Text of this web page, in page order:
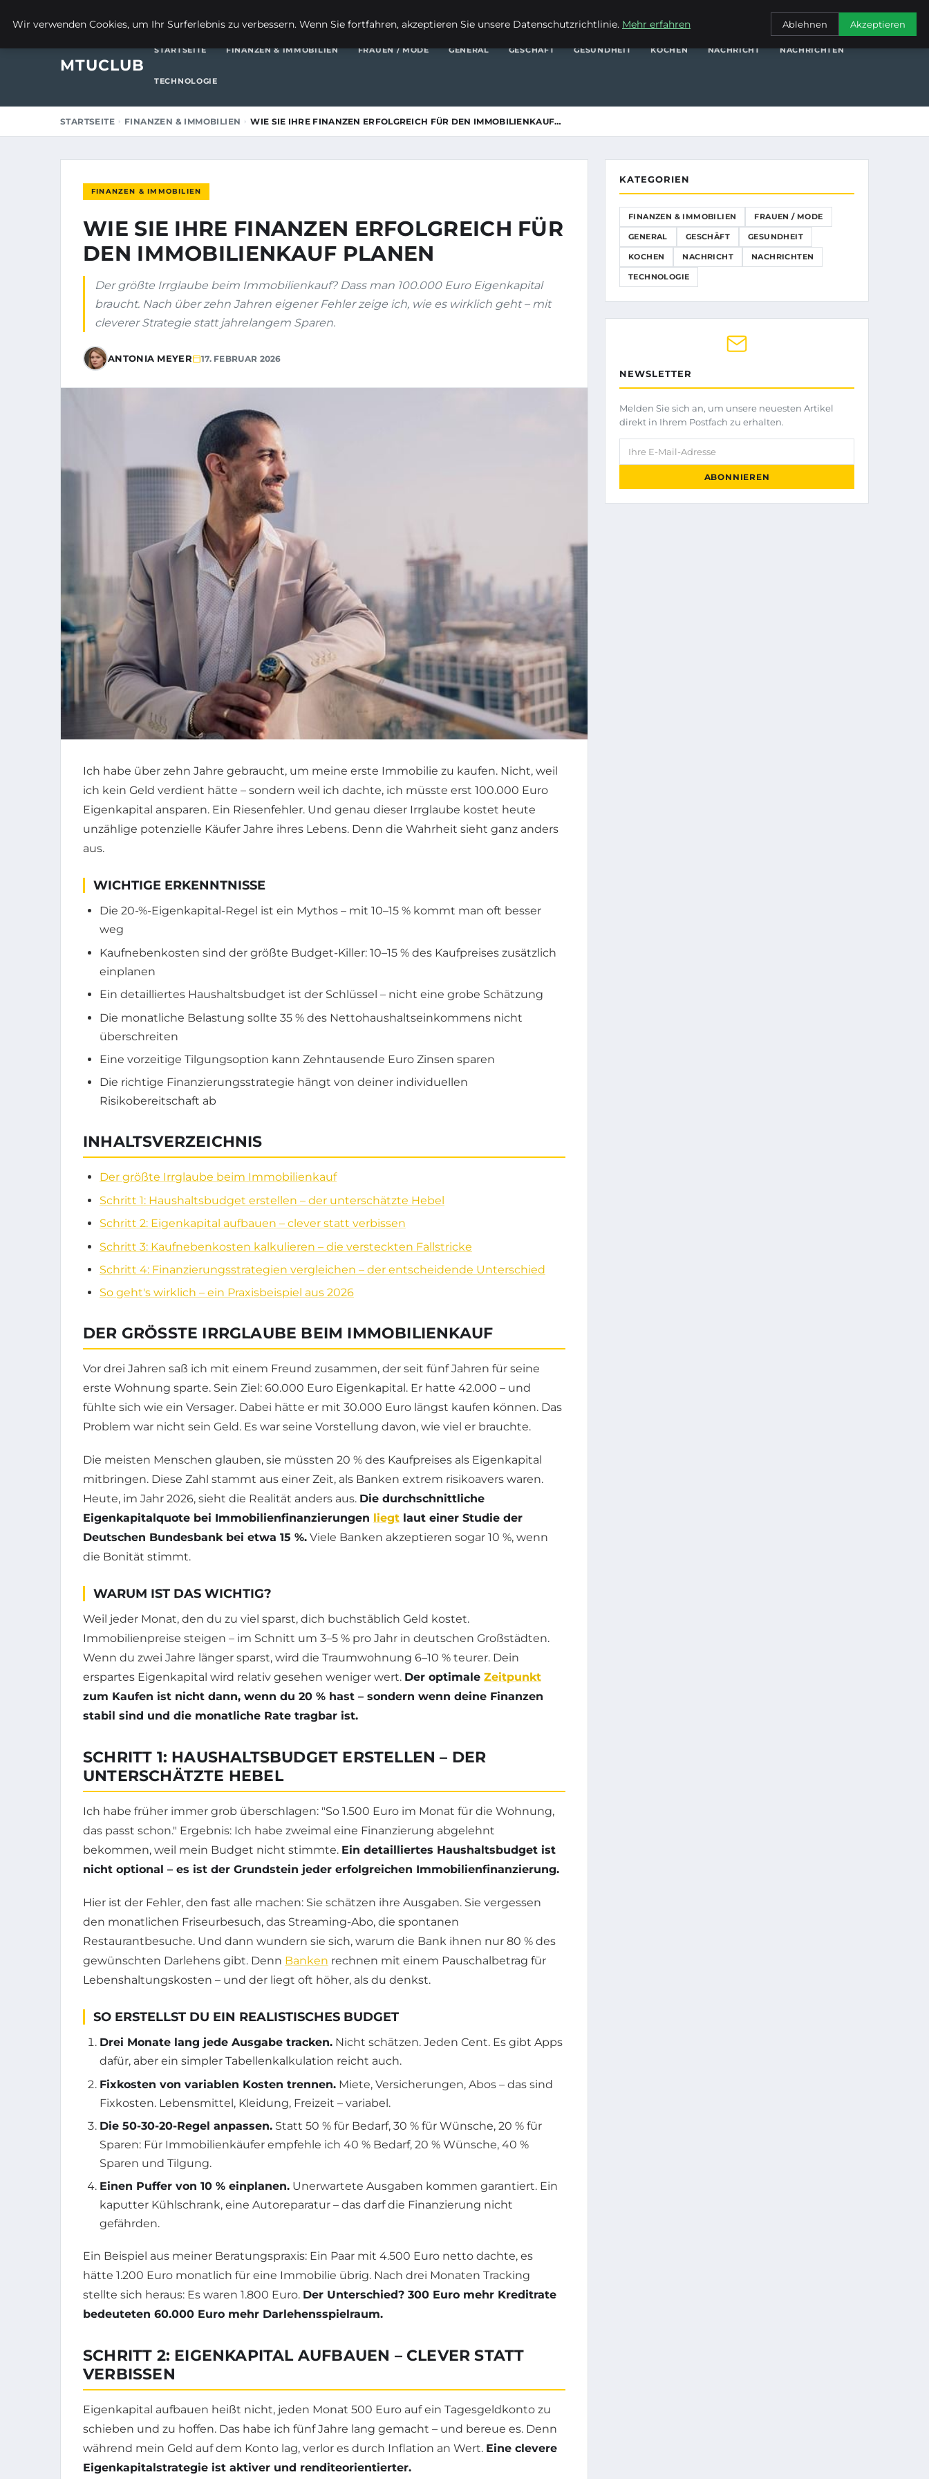
FRAUEN / MODEGENERALGESCHÄFT
MTUCLUB
STARTSEITE FINANZEN & IMMOBILIEN FRAUEN / MODE GENERAL GESCHÄFT GESUNDHEIT KOCHEN NACHRICHT NACHRICHTEN
TECHNOLOGIE
STARTSEITE FINANZEN & IMMOBILIEN WIE SIE IHRE FINANZEN ERFOLGREICH FÜR DEN IMMOBILIENKAUF…
FINANZEN & IMMOBILIEN
WIE SIE IHRE FINANZEN ERFOLGREICH FÜR
DEN IMMOBILIENKAUF PLANEN
Der größte Irrglaube beim Immobilienkauf? Dass man 100.000 Euro Eigenkapital
braucht. Nach über zehn Jahren eigener Fehler zeige ich, wie es wirklich geht – mit
cleverer Strategie statt jahrelangem Sparen.
ANTONIA MEYER 17. FEBRUAR 2026
Ich habe über zehn Jahre gebraucht, um meine erste Immobilie zu kaufen. Nicht, weil
ich kein Geld verdient hätte – sondern weil ich dachte, ich müsste erst 100.000 Euro
Eigenkapital ansparen. Ein Riesenfehler. Und genau dieser Irrglaube kostet heute
unzählige potenzielle Käufer Jahre ihres Lebens. Denn die Wahrheit sieht ganz anders
aus.
WICHTIGE ERKENNTNISSE
Die 20-%-Eigenkapital-Regel ist ein Mythos – mit 10–15 % kommt man oft besser
weg
Kaufnebenkosten sind der größte Budget-Killer: 10–15 % des Kaufpreises zusätzlich
einplanen
Ein detailliertes Haushaltsbudget ist der Schlüssel – nicht eine grobe Schätzung
Die monatliche Belastung sollte 35 % des Nettohaushaltseinkommens nicht
überschreiten
Eine vorzeitige Tilgungsoption kann Zehntausende Euro Zinsen sparen
Die richtige Finanzierungsstrategie hängt von deiner individuellen
Risikobereitschaft ab
INHALTSVERZEICHNIS
Der größte Irrglaube beim Immobilienkauf
Schritt 1: Haushaltsbudget erstellen – der unterschätzte Hebel
Schritt 2: Eigenkapital aufbauen – clever statt verbissen
Schritt 3: Kaufnebenkosten kalkulieren – die versteckten Fallstricke
Schritt 4: Finanzierungsstrategien vergleichen – der entscheidende Unterschied
So geht's wirklich – ein Praxisbeispiel aus 2026
DER GRÖSSTE IRRGLAUBE BEIM IMMOBILIENKAUF
Vor drei Jahren saß ich mit einem Freund zusammen, der seit fünf Jahren für seine
erste Wohnung sparte. Sein Ziel: 60.000 Euro Eigenkapital. Er hatte 42.000 – und
fühlte sich wie ein Versager. Dabei hätte er mit 30.000 Euro längst kaufen können. Das
Problem war nicht sein Geld. Es war seine Vorstellung davon, wie viel er brauchte.
Die meisten Menschen glauben, sie müssten 20 % des Kaufpreises als Eigenkapital
mitbringen. Diese Zahl stammt aus einer Zeit, als Banken extrem risikoavers waren.
Heute, im Jahr 2026, sieht die Realität anders aus. Die durchschnittliche
Eigenkapitalquote bei Immobilienfinanzierungen liegt laut einer Studie der
Deutschen Bundesbank bei etwa 15 %. Viele Banken akzeptieren sogar 10 %, wenn
die Bonität stimmt.
WARUM IST DAS WICHTIG?
Weil jeder Monat, den du zu viel sparst, dich buchstäblich Geld kostet.
Immobilienpreise steigen – im Schnitt um 3–5 % pro Jahr in deutschen Großstädten.
Wenn du zwei Jahre länger sparst, wird die Traumwohnung 6–10 % teurer. Dein
erspartes Eigenkapital wird relativ gesehen weniger wert. Der optimale Zeitpunkt
zum Kaufen ist nicht dann, wenn du 20 % hast – sondern wenn deine Finanzen
stabil sind und die monatliche Rate tragbar ist.
SCHRITT 1: HAUSHALTSBUDGET ERSTELLEN – DER
UNTERSCHÄTZTE HEBEL
Ich habe früher immer grob überschlagen: "So 1.500 Euro im Monat für die Wohnung,
das passt schon." Ergebnis: Ich habe zweimal eine Finanzierung abgelehnt
bekommen, weil mein Budget nicht stimmte. Ein detailliertes Haushaltsbudget ist
nicht optional – es ist der Grundstein jeder erfolgreichen Immobilienfinanzierung.
Hier ist der Fehler, den fast alle machen: Sie schätzen ihre Ausgaben. Sie vergessen
den monatlichen Friseurbesuch, das Streaming-Abo, die spontanen
Restaurantbesuche. Und dann wundern sie sich, warum die Bank ihnen nur 80 % des
gewünschten Darlehens gibt. Denn Banken rechnen mit einem Pauschalbetrag für
Lebenshaltungskosten – und der liegt oft höher, als du denkst.
SO ERSTELLST DU EIN REALISTISCHES BUDGET
Drei Monate lang jede Ausgabe tracken. Nicht schätzen. Jeden Cent. Es gibt Apps
dafür, aber ein simpler Tabellenkalkulation reicht auch.
Fixkosten von variablen Kosten trennen. Miete, Versicherungen, Abos – das sind
Fixkosten. Lebensmittel, Kleidung, Freizeit – variabel.
Die 50-30-20-Regel anpassen. Statt 50 % für Bedarf, 30 % für Wünsche, 20 % für
Sparen: Für Immobilienkäufer empfehle ich 40 % Bedarf, 20 % Wünsche, 40 %
Sparen und Tilgung.
Einen Puffer von 10 % einplanen. Unerwartete Ausgaben kommen garantiert. Ein
kaputter Kühlschrank, eine Autoreparatur – das darf die Finanzierung nicht
gefährden.
Ein Beispiel aus meiner Beratungspraxis: Ein Paar mit 4.500 Euro netto dachte, es
hätte 1.200 Euro monatlich für eine Immobilie übrig. Nach drei Monaten Tracking
stellte sich heraus: Es waren 1.800 Euro. Der Unterschied? 300 Euro mehr Kreditrate
bedeuteten 60.000 Euro mehr Darlehensspielraum.
SCHRITT 2: EIGENKAPITAL AUFBAUEN – CLEVER STATT
VERBISSEN
Eigenkapital aufbauen heißt nicht, jeden Monat 500 Euro auf ein Tagesgeldkonto zu
schieben und zu hoffen. Das habe ich fünf Jahre lang gemacht – und bereue es. Denn
während mein Geld auf dem Konto lag, verlor es durch Inflation an Wert. Eine clevere
Eigenkapitalstrategie ist aktiver und renditeorientierter.
KATEGORIEN
FINANZEN & IMMOBILIEN FRAUEN / MODE
GENERAL GESCHÄFT GESUNDHEIT
KOCHEN NACHRICHT NACHRICHTEN
TECHNOLOGIE
NEWSLETTER
Melden Sie sich an, um unsere neuesten Artikel
direkt in Ihrem Postfach zu erhalten.
Ihre E-Mail-Adresse
ABONNIEREN
Wir verwenden Cookies, um Ihr Surferlebnis zu verbessern. Wenn Sie fortfahren, akzeptieren Sie unsere Datenschutzrichtlinie. Mehr erfahren Ablehnen Akzeptieren